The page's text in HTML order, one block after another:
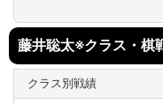
藤井聡太※クラス・棋
クラス別戦績